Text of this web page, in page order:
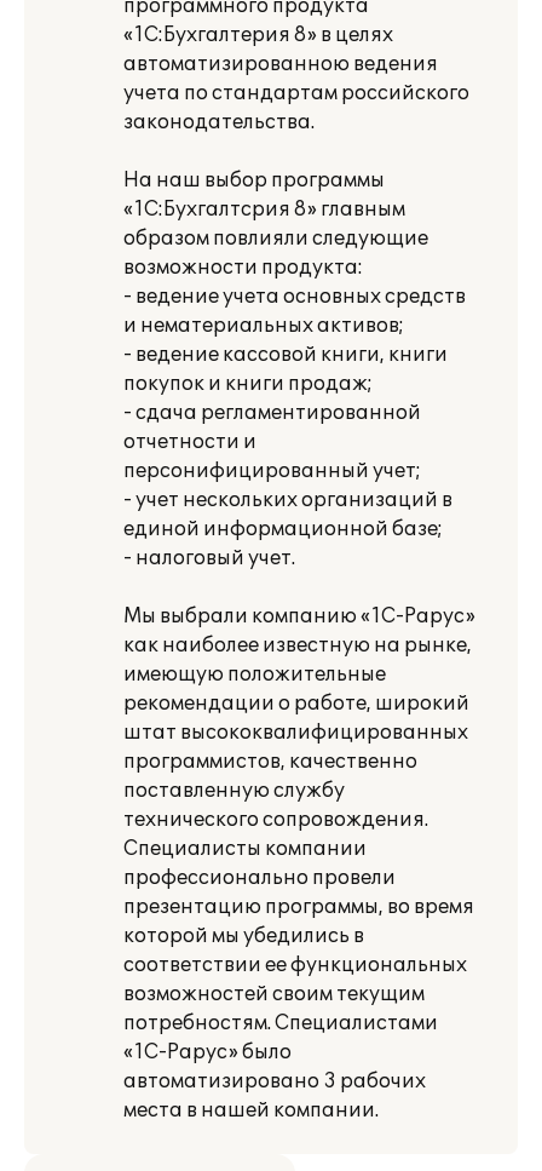
программного продукта
«1С:Бухгалтерия 8» в целях
автоматизированною ведения
учета по стандартам российского
законодательства.
На наш выбор программы
«1С:Бухгалтсрия 8» главным
образом повлияли следующие
возможности продукта:
- ведение учета основных средств
и нематериальных активов;
- ведение кассовой книги, книги
покупок и книги продаж;
- сдача регламентированной
отчетности и
персонифицированный учет;
- учет нескольких организаций в
единой информационной базе;
- налоговый учет.
Мы выбрали компанию «1С-Рарус»
как наиболее известную на рынке,
имеющую положительные
рекомендации о работе, широкий
штат высококвалифицированных
программистов, качественно
поставленную службу
технического сопровождения.
Специалисты компании
профессионально провели
презентацию программы, во время
которой мы убедились в
соответствии ее функциональных
возможностей своим текущим
потребностям. Специалистами
«1С-Рарус» было
автоматизировано 3 рабочих
места в нашей компании.